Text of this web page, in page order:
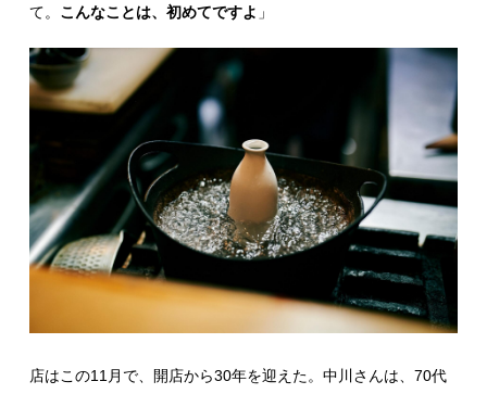
て。 こんなことは、初めてですよ 」
店はこの11月で、開店から30年を迎えた。中川さんは、70代